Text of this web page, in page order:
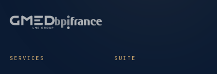
SERVICES SUITE